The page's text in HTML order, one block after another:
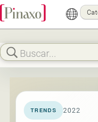
TRENDS 2022